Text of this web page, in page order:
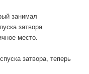
занимал
затвора
место.
затвора, теперь